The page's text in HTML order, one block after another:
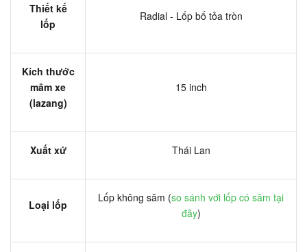
Thiết kế
lốp
Radial - Lốp bố tỏa tròn
Kích thước
mâm xe
(lazang)
15 inch
Xuất xứ Thái Lan
Loại lốp
Lốp không săm (so sánh với lốp có săm tại
đây)